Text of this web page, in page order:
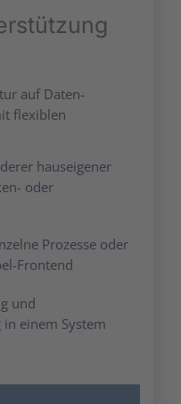
auf Daten-
fle­xi­blen
und
einem Sys­tem
haus­ei­ge­ner
oder
Pro­zes­se oder
Front­end